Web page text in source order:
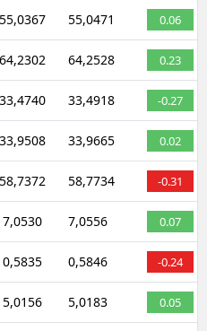
55,0367 55,0471 0.06
64,2302 64,2528 0.23
33,4740 33,4918 -0.27
33,9508 33,9665 0.02
58,7372 58,7734 -0.31
7,0530 7,0556 0.07
0,5835 0,5846 -0.24
5,0156 5,0183 0.05